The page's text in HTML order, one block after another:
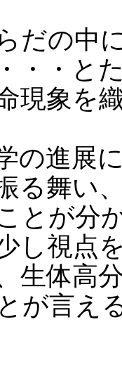
だの中
・・と
現象を
の進展
る舞い
とが分
し視点
生体高
が言え